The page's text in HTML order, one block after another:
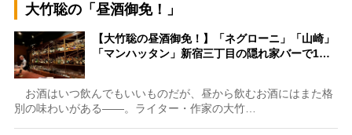
大竹聡の「昼酒御免！」
【大竹聡の昼酒御免！】「ネグローニ」「山崎」
「マンハッタン」新宿三丁目の隠れ家バーで1…
お酒はいつ飲んでもいいものだが、昼から飲むお酒にはまた格
別の味わいがある――。ライター・作家の大竹…